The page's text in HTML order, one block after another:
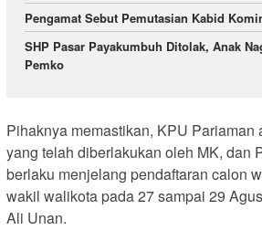
Pengamat Sebut Pemutasian Kabid
SHP Pasar Payakumbuh Ditolak, Anak
Pemko
Pihaknya memastikan, KPU Pariaman
yang telah diberlakukan oleh MK, dan
berlaku menjelang pendaftaran calon
wakil walikota pada 27 sampai 29
Ali Unan.